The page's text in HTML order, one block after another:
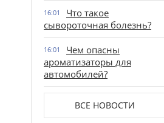
16:01
Что такое
сывороточная болезнь?
16:01
Чем опасны
ароматизаторы для
автомобилей?
ВСЕ НОВОСТИ